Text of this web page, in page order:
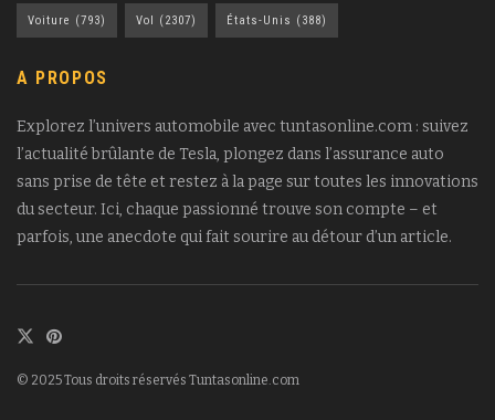
Voiture (793) Vol (2307) États-Unis (388)
A PROPOS
Explorez l’univers automobile avec tuntasonline.com : suivez
l’actualité brûlante de Tesla, plongez dans l’assurance auto
sans prise de tête et restez à la page sur toutes les innovations
du secteur. Ici, chaque passionné trouve son compte – et
parfois, une anecdote qui fait sourire au détour d’un article.
© 2025 Tous droits réservés Tuntasonline.com